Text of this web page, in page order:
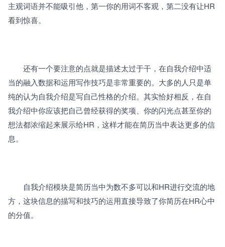
主观词语并不能吸引他，第一你的用词不客观，第二没有让HR
看到惊喜。
还有一个要注意的点就是描述太过于干，在自我介绍中适
当的融入数据和运用写作技巧是非常重要的。大多的人只是单
纯的认为自我介绍是写自己性格的介绍。其实恰好相反，在自
我介绍中你应该把自己曾经获得的奖项、你的闪光点甚至你的
想法都浓缩起来展示给HR，这样才能在简历当中表达更多的信
息。
自我介绍模块是简历当中为数不多可以和HR进行交流的地
方，这块信息的描写和技巧的运用直接导致了你简历在HR心中
的分值。